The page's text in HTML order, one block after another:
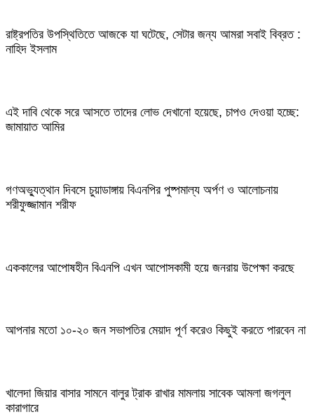
রাষ্ট্রপতির উপস্থিতিতে আজকে যা ঘটেছে, সেটার জন্য আমরা সবাই বিব্রত :
নাহিদ ইসলাম
এই দাবি থেকে সরে আসতে তাদের লোভ দেখানো হয়েছে, চাপও দেওয়া হচ্ছে:
জামায়াত আমির
গণঅভ্যুত্থান দিবসে চুয়াডাঙ্গায় বিএনপির পুষ্পমাল্য অর্পণ ও আলোচনায়
শরীফুজ্জামান শরীফ
এককালের আপোষহীন বিএনপি এখন আপোসকামী হয়ে জনরায় উপেক্ষা করছে
আপনার মতো ১০-২০ জন সভাপতির মেয়াদ পূর্ণ করেও কিছুই করতে পারবেন না
খালেদা জিয়ার বাসার সামনে বালুর ট্রাক রাখার মামলায় সাবেক আমলা জগলুল
কারাগারে